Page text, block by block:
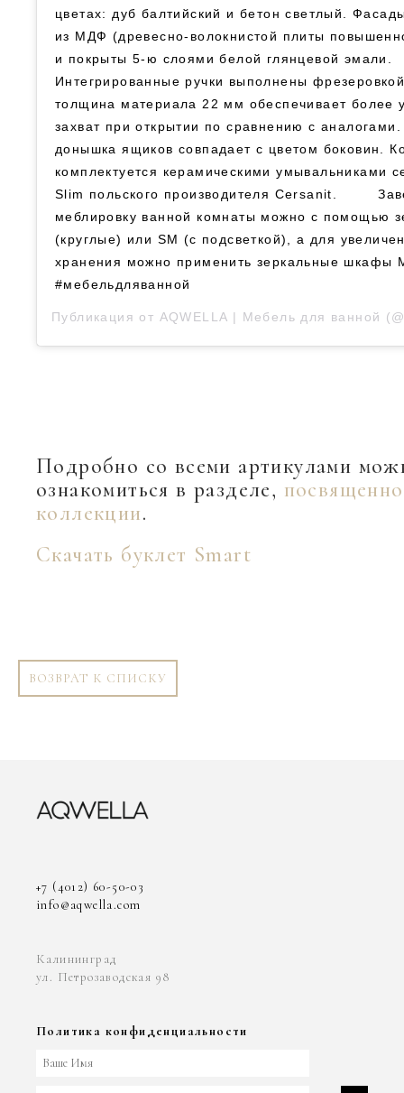
цветах: дуб балтийский и бетон светлый.
из МДФ (древесно-волокнистой плиты
и покрыты 5-ю слоями белой глянцевой эмали.
Интегрированные ручки выполнены
толщина материала 22 мм обеспечивает более
захват при открытии по сравнению с
донышка ящиков совпадает с цветом боковин.
комплектуется керамическими умывальниками
Slim польского производителя Cersanit. ⠀
меблировку ванной комнаты можно с помощью
(круглые) или SM (с подсветкой), а для
хранения можно применить зеркальные шкафы
#мебельдляванной
Публикация от AQWELLA | Мебель для ванной
Подробно со всеми артикулами
ознакомиться в разделе,
коллекции.
Скачать буклет Smart
ВОЗВРАТ К СПИСКУ
+7 (4012) 60-50-03
info@aqwella.com
Калининград
ул. Петрозаводская 98
Политика конфиденциальности